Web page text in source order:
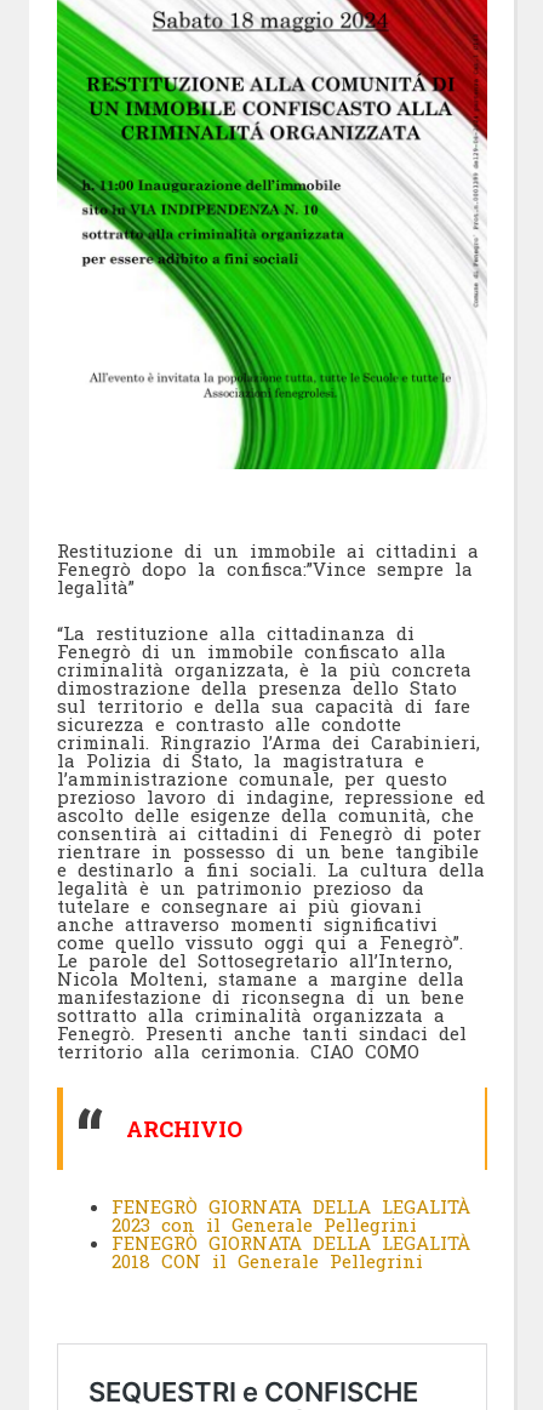
Restituzione di un immobile ai cittadini a
Fenegrò dopo la confisca:”Vince sempre la
legalità”
“La restituzione alla cittadinanza di
Fenegrò di un immobile confiscato alla
criminalità organizzata, è la più concreta
dimostrazione della presenza dello Stato
sul territorio e della sua capacità di fare
sicurezza e contrasto alle condotte
criminali. Ringrazio l’Arma dei Carabinieri,
la Polizia di Stato, la magistratura e
l’amministrazione comunale, per questo
prezioso lavoro di indagine, repressione ed
ascolto delle esigenze della comunità, che
consentirà ai cittadini di Fenegrò di poter
rientrare in possesso di un bene tangibile
e destinarlo a fini sociali. La cultura della
legalità è un patrimonio prezioso da
tutelare e consegnare ai più giovani
anche attraverso momenti significativi
come quello vissuto oggi qui a Fenegrò”.
Le parole del Sottosegretario all’Interno,
Nicola Molteni, stamane a margine della
manifestazione di riconsegna di un bene
sottratto alla criminalità organizzata a
Fenegrò. Presenti anche tanti sindaci del
territorio alla cerimonia. CIAO COMO
ARCHIVIO
FENEGRÒ GIORNATA DELLA LEGALITÀ
2023 con il Generale Pellegrini
FENEGRÒ GIORNATA DELLA LEGALITÀ
2018 CON il Generale Pellegrini